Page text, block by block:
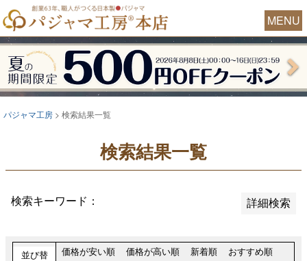
MENU
パジャマ工房 検索結果一覧
検索結果一覧
検索キーワード： 詳細検索
並び順
新着順
おすすめ順
レビュー順
検索
並び替
価格が安い順 価格が高い順 新着順
おすすめ順